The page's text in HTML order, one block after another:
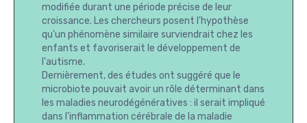
modifiée durant une période précise de leur
croissance. Les chercheurs posent l'hypothèse
qu'un phénomène similaire surviendrait chez les
enfants et favoriserait le développement de
l'autisme.
Dernièrement, des études ont suggéré que le
microbiote pouvait avoir un rôle déterminant dans
les maladies neurodégénératives : il serait impliqué
dans l'inflammation cérébrale de la maladie